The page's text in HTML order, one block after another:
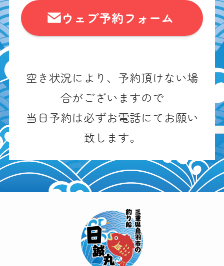
ウェブ予約フォーム
空き状況により、予約頂けない場
合がございますので
当日予約は必ずお電話にてお願い
致します。